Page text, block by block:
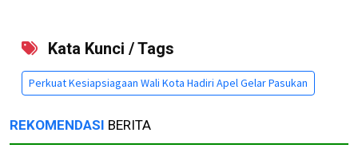
Kata Kunci / Tags
Perkuat Kesiapsiagaan Wali Kota Hadiri Apel Gelar Pasukan
REKOMENDASI BERITA